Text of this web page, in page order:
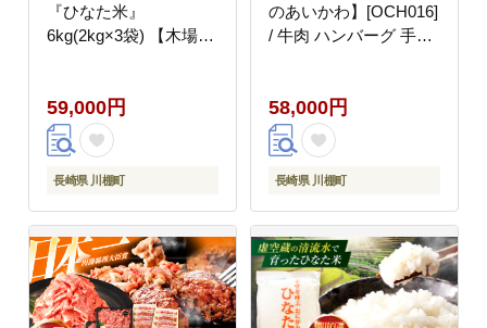
『ひなた米』
6kg(2kg×3袋) 【木場中
59,000円
長崎県 川棚町
のあいかわ】[OCH016]
/ 牛肉 ハンバーグ 手ご
58,000円
長崎県 川棚町